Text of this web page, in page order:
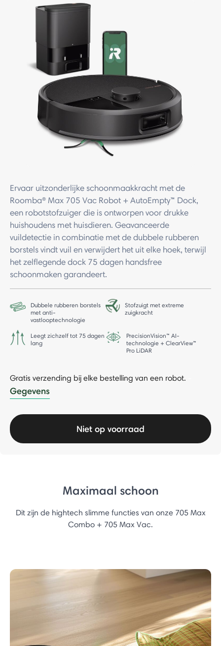
Ervaar uitzonderlijke schoonmaakkracht met de
Roomba® Max 705 Vac Robot + AutoEmpty™ Dock,
een robotstofzuiger die is ontworpen voor drukke
huishoudens met huisdieren. Geavanceerde
vuildetectie in combinatie met de dubbele rubberen
borstels vindt vuil en verwijdert het uit elke hoek, terwijl
het zelflegende dock 75 dagen handsfree
schoonmaken garandeert.
Dubbele rubberen borstels
met anti-
vastlooptechnologie
Stofzuigt met extreme
zuigkracht
Leegt zichzelf tot 75 dagen
lang
PrecisionVision™ AI-
technologie + ClearView™
Pro LiDAR
Gratis verzending bij elke bestelling van een robot.
Gegevens
Niet op voorraad
Maximaal schoon
Dit zijn de hightech slimme functies van onze 705 Max
Combo + 705 Max Vac.